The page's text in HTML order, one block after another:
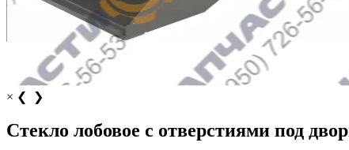
× ❮ ❯
Стекло лобовое с отверстиями под